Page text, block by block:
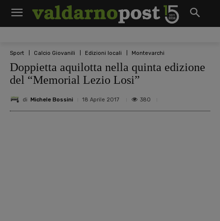
Sport Calcio Giovanili Edizioni locali Montevarchi
Doppietta aquilotta nella quinta edizione
del “Memorial Lezio Losi”
di Michele Bossini 18 Aprile 2017 380